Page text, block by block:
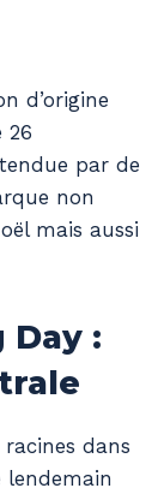
d’origine
26
par de
non
mais aussi
Day :
dans